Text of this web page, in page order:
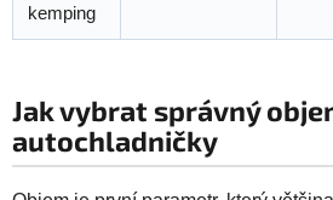
kemping
Jak vybrat správný
autochladničky